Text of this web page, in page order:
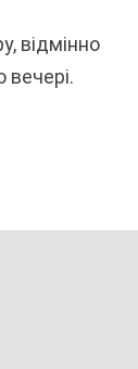
відмінно
вечері.